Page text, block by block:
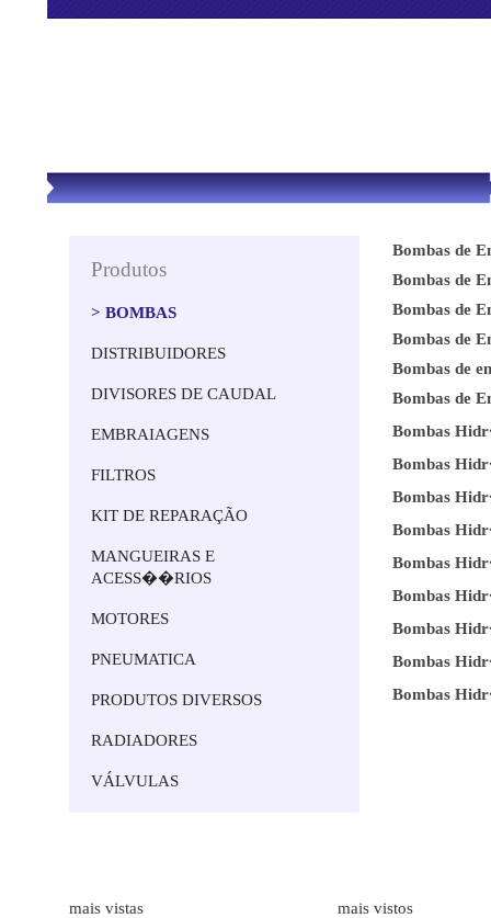
Produtos
> BOMBAS
DISTRIBUIDORES
DIVISORES DE CAUDAL
EMBRAIAGENS
FILTROS
KIT DE REPARAÇÃO
MANGUEIRAS E
ACESS��RIOS
MOTORES
PNEUMATICA
PRODUTOS DIVERSOS
RADIADORES
VÁLVULAS
Bombas de
Bombas de
Bombas de
Bombas de
Bombas de
Bombas de
Bombas
Bombas
Bombas
Bombas
Bombas
Bombas
Bombas
Bombas
Bombas
mais vistas mais vistos